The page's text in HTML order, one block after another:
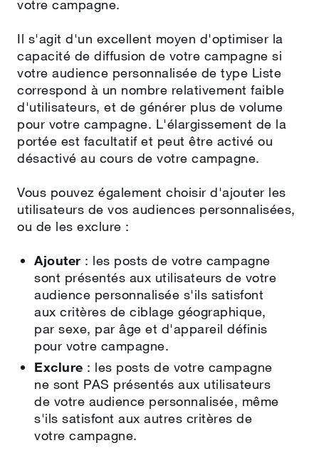
votre campagne.
Il s'agit d'un excellent moyen d'optimiser la
capacité de diffusion de votre campagne si
votre audience personnalisée de type Liste
correspond à un nombre relativement faible
d'utilisateurs, et de générer plus de volume
pour votre campagne. L'élargissement de la
portée est facultatif et peut être activé ou
désactivé au cours de votre campagne.
Vous pouvez également choisir d'ajouter les
utilisateurs de vos audiences personnalisées,
ou de les exclure :
Ajouter : les posts de votre campagne
sont présentés aux utilisateurs de votre
audience personnalisée s'ils satisfont
aux critères de ciblage géographique,
par sexe, par âge et d'appareil définis
pour votre campagne.
Exclure : les posts de votre campagne
ne sont PAS présentés aux utilisateurs
de votre audience personnalisée, même
s'ils satisfont aux autres critères de
votre campagne.